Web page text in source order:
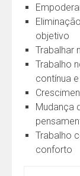
objetivo
Trabalhar
Trabalho
contínua
Mudança
Trabalho
conforto